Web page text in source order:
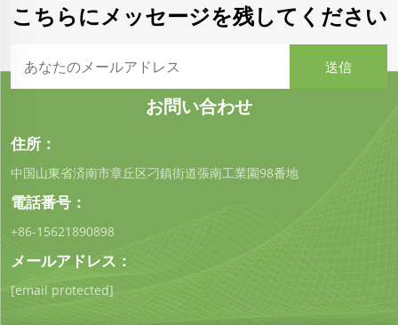
こちらにメッセージを残してください
お問い合わせ
住所：
中国山東省済南市章丘区刁鎮街道張南工業園98番地
電話番号：
+86-15621890898
メールアドレス：
[email protected]